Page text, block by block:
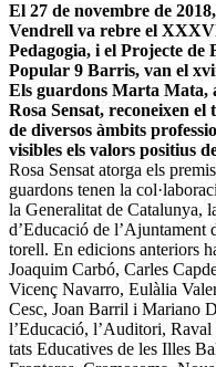
El 27 de novembre de
Vendrell va rebre el
Pedagogia, i el Pro­jec­te de
Popular 9 Barris, van el
Els guardons Marta Mata,
Rosa Sen­sat, reconeixen
de diversos àmbits
visibles els valors positius
Rosa Sen­­sat atorga els
guardons tenen la
la Gene­ralitat de Cata­lunya,
d’Educació de
torell. En edicions anteriors
Joaquim Carbó, Car­les
Vicenç Navar­ro, Eulà­lia
Cesc, Joan Barril i Mariano
l’Educació, l’Audi­tori,
tats Edu­catives de les Illes